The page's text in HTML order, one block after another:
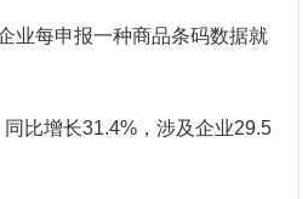
业每申报一种商品条码数据就
比增长31.4%，涉及企业29.5